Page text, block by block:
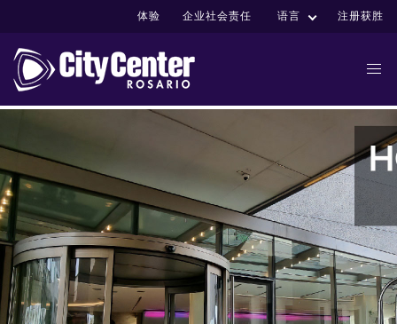
体验 企业社会责任 语言 注册获胜